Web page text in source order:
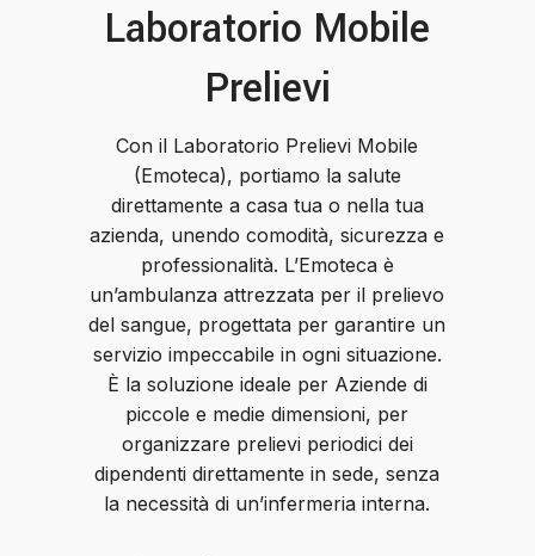
Laboratorio Mobile
Prelievi
Con il Laboratorio Prelievi Mobile
(Emoteca), portiamo la salute
direttamente a casa tua o nella tua
azienda, unendo comodità, sicurezza e
professionalità. L’Emoteca è
un’ambulanza attrezzata per il prelievo
del sangue, progettata per garantire un
servizio impeccabile in ogni situazione.
È la soluzione ideale per Aziende di
piccole e medie dimensioni, per
organizzare prelievi periodici dei
dipendenti direttamente in sede, senza
la necessità di un’infermeria interna.